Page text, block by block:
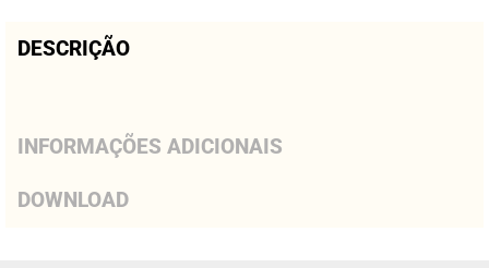
DESCRIÇÃO
INFORMAÇÕES ADICIONAIS
DOWNLOAD